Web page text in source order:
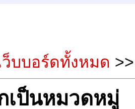
ว็บบอร์ดทั้งหมด >>
เป็นหมวดหมู่